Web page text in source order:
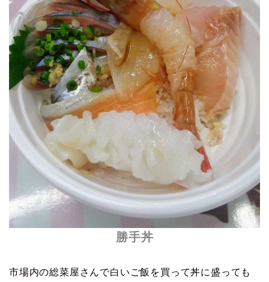
勝手丼
市場内の総菜屋さんで白いご飯を買って丼に盛っても